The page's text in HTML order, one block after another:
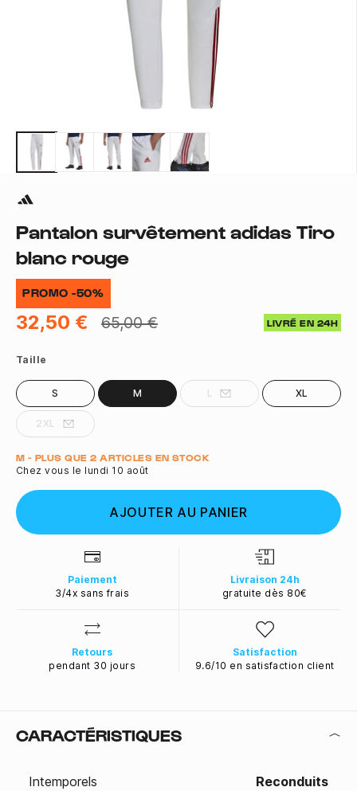
Pantalon survêtement adidas Tiro
blanc rouge
PROMO -50%
32,50 € 65,00 € LIVRÉ EN 24H
Taille
S M L XL
2XL
Quantité
M - PLUS QUE 2 ARTICLES EN STOCK
Chez vous le lundi 10 août
AJOUTER AU PANIER
Paiement
3/4x sans frais
Livraison 24h
gratuite dès 80€
Retours
pendant 30 jours
Satisfaction
9.6/10 en satisfaction client
CARACTÉRISTIQUES
Intemporels Reconduits